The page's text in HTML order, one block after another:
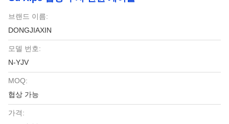
브랜드 이름:
DONGJIAXIN
모델 번호:
N-YJV
MOQ:
협상 가능
가격: